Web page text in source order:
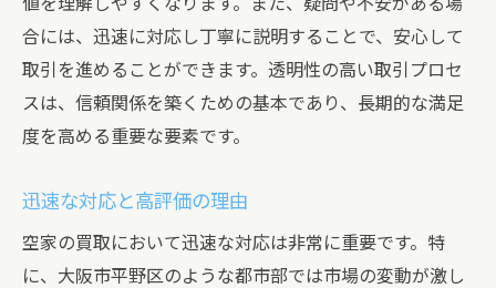
合には、迅速に対応し丁寧に説明することで、安心して
取引を進めることができます。透明性の高い取引プロセ
スは、信頼関係を築くための基本であり、長期的な満足
度を高める重要な要素です。
迅速な対応と高評価の理由
空家の買取において迅速な対応は非常に重要です。特
に、大阪市平野区のような都市部では市場の変動が激し